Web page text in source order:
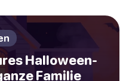
Halloween-
Familie